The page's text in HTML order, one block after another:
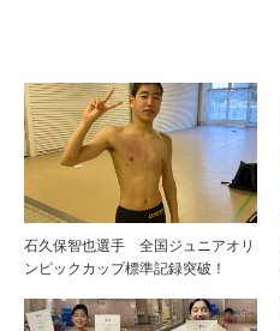
石久保智也選手 全国ジュニアオリ
ンピックカップ標準記録突破！